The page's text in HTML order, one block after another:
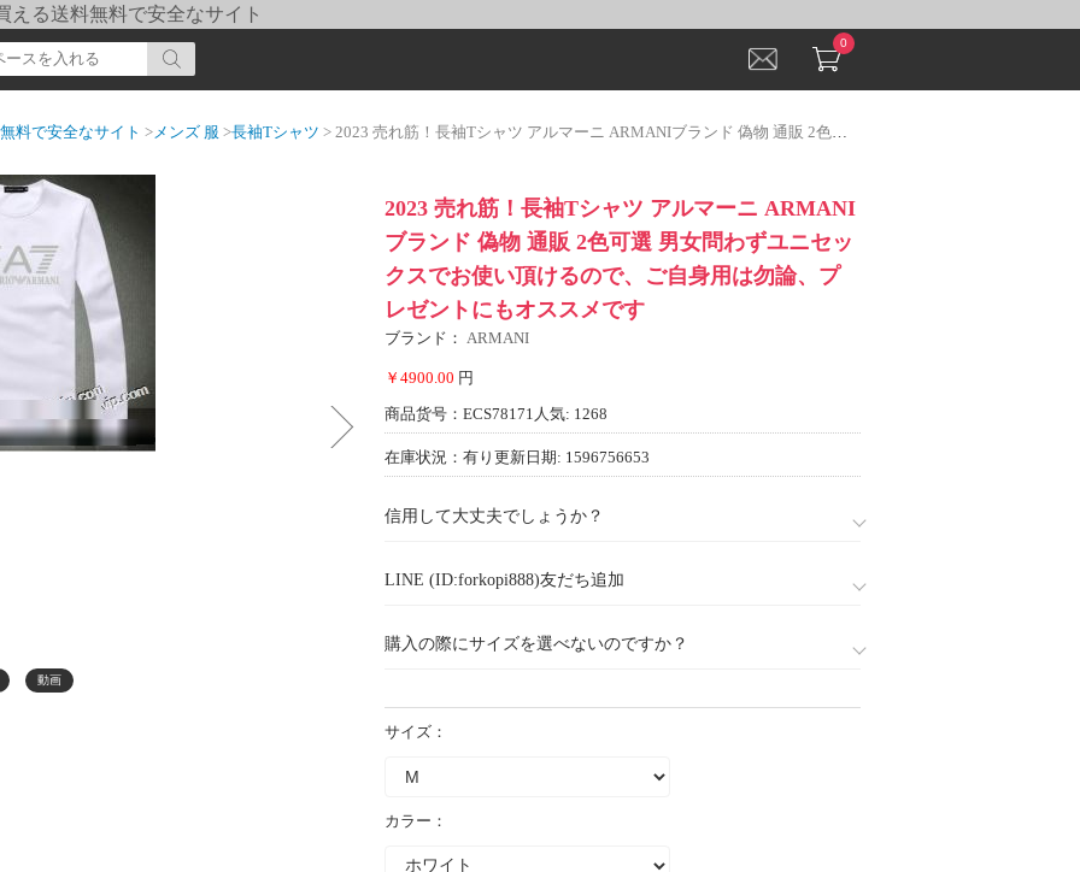
える送料無料で安全なサイト
0
料で安全なサイト >メンズ 服 >長袖Tシャツ > 2023 売れ筋！長袖Tシャツ アルマーニ ARMANIブランド 偽物 通販 2色可選 男女問わずユニセックスでお使い頂けるので、ご自身用は勿論、プレゼントにもオススメです
動画
2023 売れ筋！長袖Tシャツ アルマーニ ARMANI
ブランド 偽物 通販 2色可選 男女問わずユニセッ
クスでお使い頂けるので、ご自身用は勿論、プ
レゼントにもオススメです
ブランド： ARMANI
￥4900.00 円
商品货号：ECS78171 人気: 1268
在庫状況：有り 更新日期: 1596756653
信用して大丈夫でしょうか？
LINE (ID:forkopi888)友だち追加
購入の際にサイズを選べないのですか？
サイズ：
カラー：